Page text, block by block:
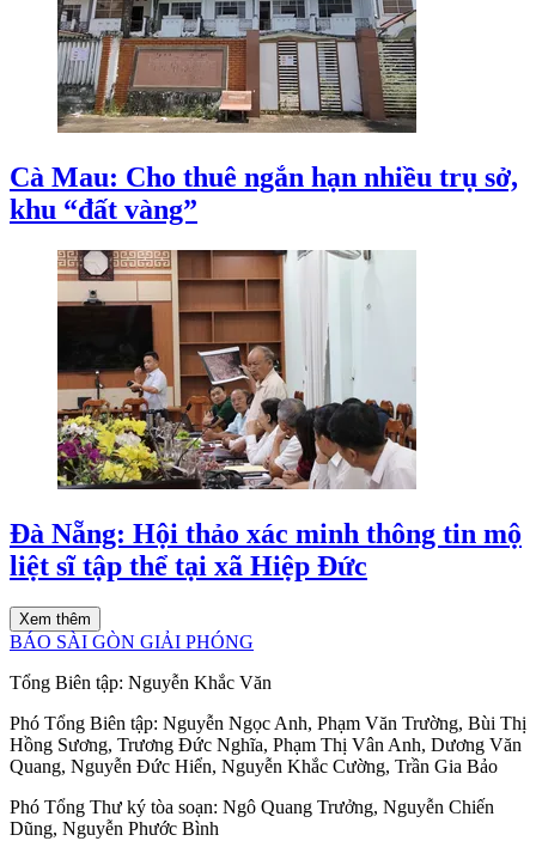
Cà Mau: Cho thuê ngắn hạn nhiều trụ sở,
khu “đất vàng”
Đà Nẵng: Hội thảo xác minh thông tin mộ
liệt sĩ tập thể tại xã Hiệp Đức
Xem thêm
BÁO SÀI GÒN GIẢI PHÓNG
Tổng Biên tập: Nguyễn Khắc Văn
Phó Tổng Biên tập: Nguyễn Ngọc Anh, Phạm Văn Trường, Bùi Thị
Hồng Sương, Trương Đức Nghĩa, Phạm Thị Vân Anh, Dương Văn
Quang, Nguyễn Đức Hiển, Nguyễn Khắc Cường, Trần Gia Bảo
Phó Tổng Thư ký tòa soạn: Ngô Quang Trưởng, Nguyễn Chiến
Dũng, Nguyễn Phước Bình